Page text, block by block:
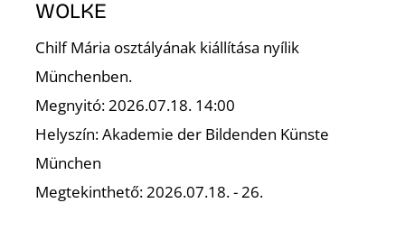
WOLKE
Chilf Mária osztályának kiállítása nyílik
Münchenben.
Megnyitó: 2026.07.18. 14:00
Helyszín: Akademie der Bildenden Künste
München
Megtekinthető: 2026.07.18. - 26.